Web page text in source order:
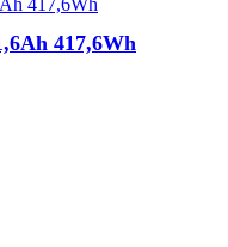
417,6Wh